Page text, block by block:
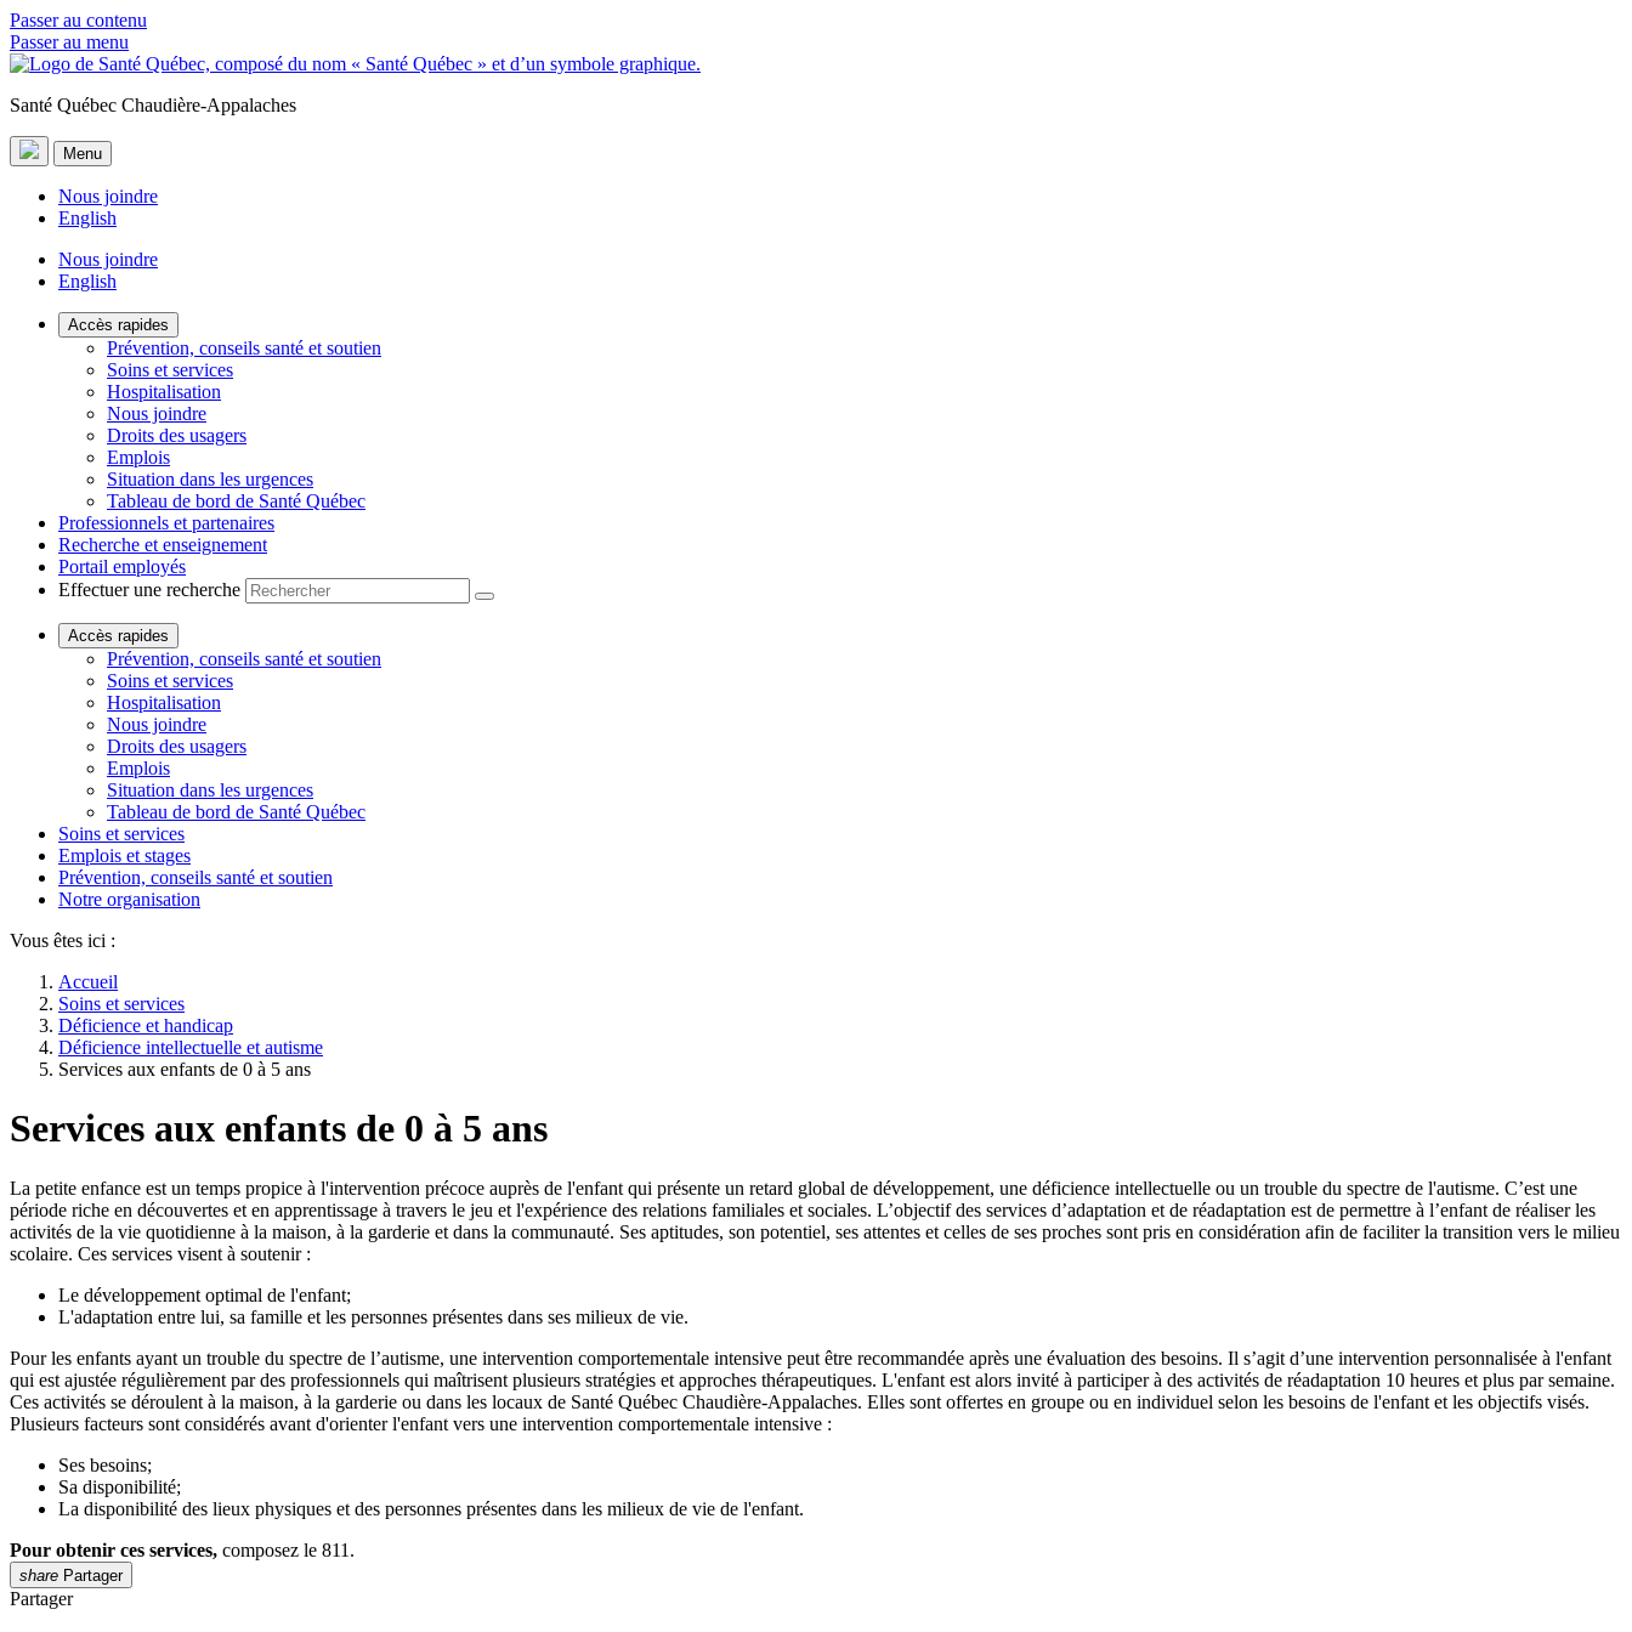
Passer au contenu
Passer au menu
Santé Québec Chaudière-Appalaches
Menu
Nous joindre
English
Nous joindre
English
Accès rapides
Prévention, conseils santé et soutien
Soins et services
Hospitalisation
Nous joindre
Droits des usagers
Emplois
Situation dans les urgences
Tableau de bord de Santé Québec
Professionnels et partenaires
Recherche et enseignement
Portail employés
Effectuer une recherche
Accès rapides
Prévention, conseils santé et soutien
Soins et services
Hospitalisation
Nous joindre
Droits des usagers
Emplois
Situation dans les urgences
Tableau de bord de Santé Québec
Soins et services
Emplois et stages
Prévention, conseils santé et soutien
Notre organisation
Vous êtes ici :
Accueil
Soins et services
Déficience et handicap
Déficience intellectuelle et autisme
Services aux enfants de 0 à 5 ans
Services aux enfants de 0 à 5 ans
La petite enfance est un temps propice à l'intervention précoce auprès de l'enfant qui présente un retard global de développement, une déficience intellectuelle ou un trouble du spectre de l'autisme. C’est une
période riche en découvertes et en apprentissage à travers le jeu et l'expérience des relations familiales et sociales. L’objectif des services d’adaptation et de réadaptation est de permettre à l’enfant de réaliser les
activités de la vie quotidienne à la maison, à la garderie et dans la communauté. Ses aptitudes, son potentiel, ses attentes et celles de ses proches sont pris en considération afin de faciliter la transition vers le milieu
scolaire. Ces services visent à soutenir :
Le développement optimal de l'enfant;
L'adaptation entre lui, sa famille et les personnes présentes dans ses milieux de vie.
Pour les enfants ayant un trouble du spectre de l’autisme, une intervention comportementale intensive peut être recommandée après une évaluation des besoins. Il s’agit d’une intervention personnalisée à l'enfant
qui est ajustée régulièrement par des professionnels qui maîtrisent plusieurs stratégies et approches thérapeutiques. L'enfant est alors invité à participer à des activités de réadaptation 10 heures et plus par semaine.
Ces activités se déroulent à la maison, à la garderie ou dans les locaux de Santé Québec Chaudière-Appalaches. Elles sont offertes en groupe ou en individuel selon les besoins de l'enfant et les objectifs visés.
Plusieurs facteurs sont considérés avant d'orienter l'enfant vers une intervention comportementale intensive :
Ses besoins;
Sa disponibilité;
La disponibilité des lieux physiques et des personnes présentes dans les milieux de vie de l'enfant.
Pour obtenir ces services, composez le 811.
share Partager
Partager